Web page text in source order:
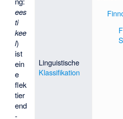
Linguistische
Klassifikation
ees
ti
kee
l)
ist
ein
e
flek
tier
end
-